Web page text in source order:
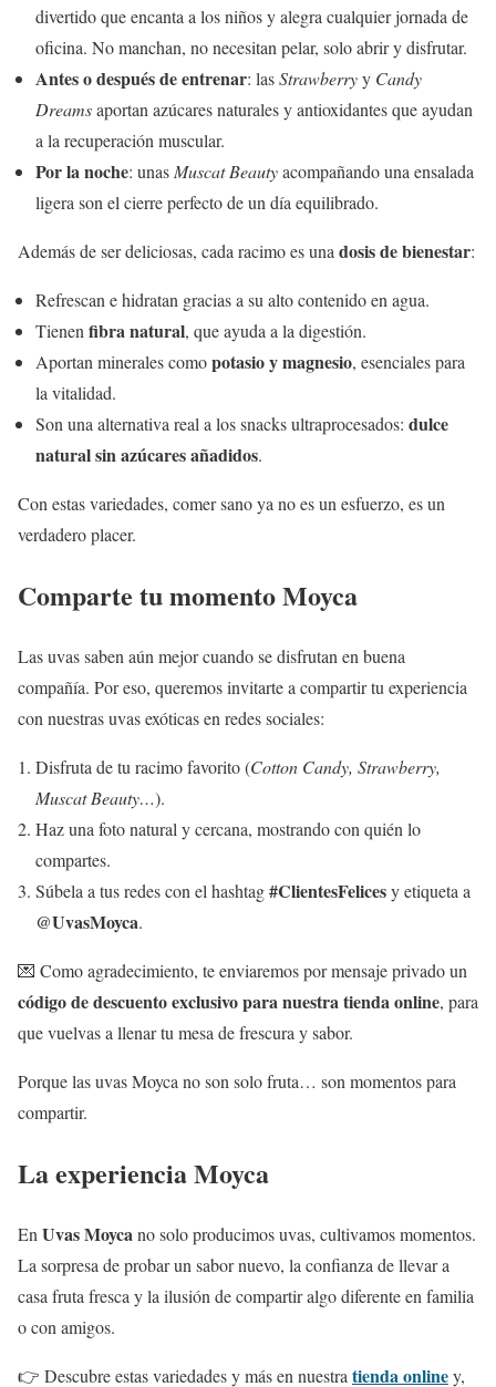
divertido que encanta a los niños y alegra cualquier jornada de
oficina. No manchan, no necesitan pelar, solo abrir y disfrutar.
Antes o después de entrenar: lasStrawberryy Candy
Dreamsaportan azúcares naturales y antioxidantes que ayudan
a la recuperación muscular.
Por la noche: unasMuscat Beautyacompañando una ensalada
ligera son el cierre perfecto de un día equilibrado.
Además de ser deliciosas, cada racimo es unadosis de bienestar:
Refrescan e hidratan gracias a su alto contenido en agua.
Tienenfibra natural, que ayuda a la digestión.
Aportan minerales comopotasio y magnesio, esenciales para
la vitalidad.
Son una alternativa real a los snacks ultraprocesados: dulce
natural sin azúcares añadidos.
Con estas variedades, comer sano ya no es un esfuerzo, es un
verdadero placer.
Comparte tu momento Moyca
Las uvas saben aún mejor cuando se disfrutan en buena
compañía. Por eso, queremos invitarte a compartir tu experiencia
con nuestras uvas exóticas en redes sociales:
Disfruta de tu racimo favorito (Cotton Candy, Strawberry,
Muscat Beauty…).
Haz una foto natural y cercana, mostrando con quién lo
compartes.
Súbela a tus redes con el hashtag#ClientesFelicesy etiqueta a
@UvasMoyca.
💌 Como agradecimiento, te enviaremos por mensaje privado un
código de descuento exclusivo para nuestra tienda online, para
que vuelvas a llenar tu mesa de frescura y sabor.
Porque las uvas Moyca no son solo fruta… son momentos para
compartir.
La experiencia Moyca
En Uvas Moycano solo producimos uvas, cultivamos momentos.
La sorpresa de probar un sabor nuevo, la confianza de llevar a
casa fruta fresca y la ilusión de compartir algo diferente en familia
o con amigos.
👉 Descubre estas variedades y más en nuestra tienda onliney,